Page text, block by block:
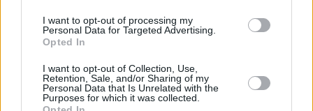
I want to opt-out of processing my
Personal Data for Targeted Advertising.
Opted In
I want to opt-out of Collection, Use,
Retention, Sale, and/or Sharing of my
Personal Data that Is Unrelated with the
Purposes for which it was collected.